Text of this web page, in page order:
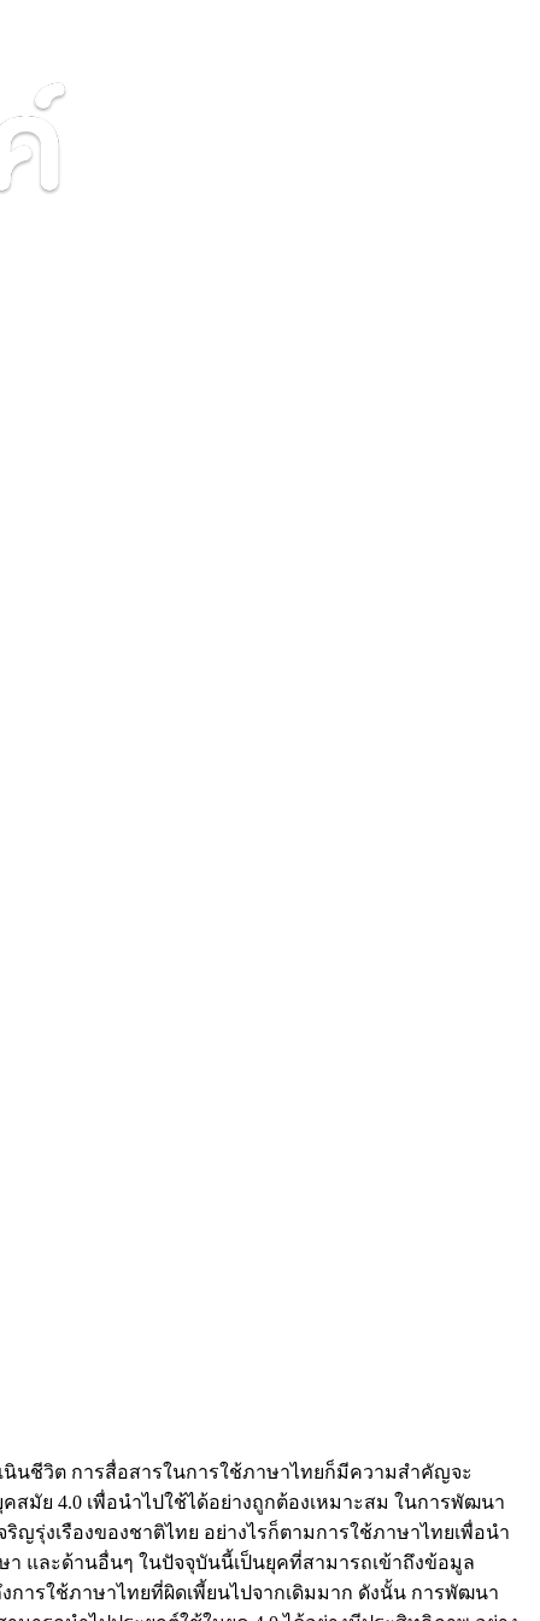
นินชีวิต การสื่อสารในการใช้ภาษาไทยก็มีความสำคัญจะ
มัย 4.0 เพื่อนำไปใช้ได้อย่างถูกต้องเหมาะสม ในการพัฒนา
รุ่งเรืองของชาติไทย อย่างไรก็ตามการใช้ภาษาไทยเพื่อนำ
า และด้านอื่นๆ ในปัจจุบันนี้เป็นยุคที่สามารถเข้าถึงข้อมูล
การใช้ภาษาไทยที่ผิดเพี้ยนไปจากเดิมมาก ดังนั้น การพัฒนา